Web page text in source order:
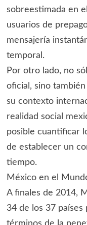
sobreestimada en
usuarios de
mensajería
temporal.
Por otro lado, no
oficial, sino
su contexto
realidad social
posible cuantificar
de establecer un
tiempo.
México en el
A finales de 2014,
34 de los 37 países